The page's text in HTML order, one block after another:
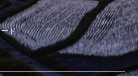
ド